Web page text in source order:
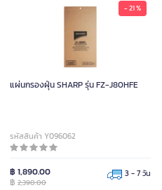
- 21 %
แผ่นกรองฝุ่น SHARP รุ่น FZ-J80HFE
รหัสสินค้า Y096062
฿ 1,890.00
฿ 2,390.00
3 - 7 วัน